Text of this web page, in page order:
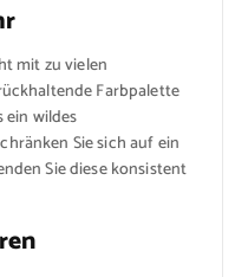
mit zu vielen
Farbpalette
wildes
Sie sich auf ein
Sie diese konsistent